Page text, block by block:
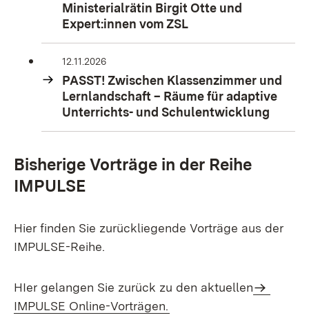
Ministerialrätin Birgit Otte und
Expert:innen vom ZSL
12.11.2026
PASST! Zwischen Klassenzimmer und
Lernlandschaft – Räume für adaptive
Unterrichts- und Schulentwicklung
Bisherige Vorträge in der Reihe
IMPULSE
Hier finden Sie zurückliegende Vorträge aus der
IMPULSE-Reihe.
HIer gelangen Sie zurück zu den aktuellen
IMPULSE Online-Vorträgen.